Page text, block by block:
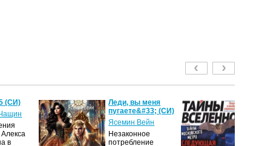
(СИ)
в
Леди, вы меня
пугаете&#33; (СИ)
Ясемин Вейн
Незаконное
потребление